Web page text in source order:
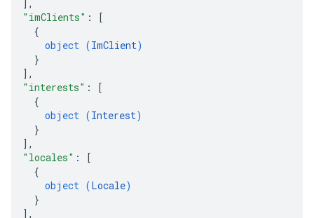
] ,
"imClients" :
[
{
object (ImClient)
}
] ,
"interests" :
[
{
object (Interest)
}
] ,
"locales" :
[
{
object (Locale)
}
] ,